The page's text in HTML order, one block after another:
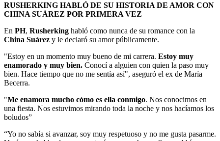
RUSHERKING HABLÓ DE SU HISTORIA DE AMOR CON
CHINA SUÁREZ POR PRIMERA VEZ
En PH, Rusherking habló como nunca de su romance con la
China Suárez y le declaró su amor públicamente.
"Estoy en un momento muy bueno de mi carrera. Estoy muy
enamorado y muy bien. Conocí a alguien con quien la paso muy
bien. Hace tiempo que no me sentía así", aseguró el ex de María
Becerra.
"Me enamora mucho cómo es ella conmigo. Nos conocimos en
una fiesta. Nos estuvimos mirando toda la noche y nos hacíamos los
boludos”
“Yo no sabía si avanzar, soy muy respetuoso y no me gusta pasarme.